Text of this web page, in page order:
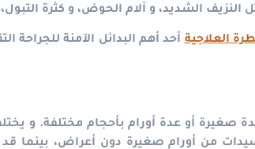
الشديد، و آلام الحوض، و كثرة
العلاجيةأحد أهم البدائل الآمنة للجراحة
صغيرة أو عدة أورام بأحجام مختلفة. و
من أورام صغيرة دون أعراض، بينما قد